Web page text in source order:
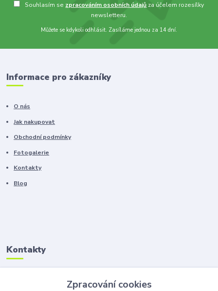
Souhlasím se zpracováním osobních údajů za účelem rozesílky
newsletteru.
Můžete se kdykoli odhlásit. Zasíláme jednou za 14 dní.
Informace pro zákazníky
O nás
Jak nakupovat
Obchodní podmínky
Fotogalerie
Kontakty
Blog
Kontakty
Zákaznická podpora
+420 603 100 966Zpracování cookies